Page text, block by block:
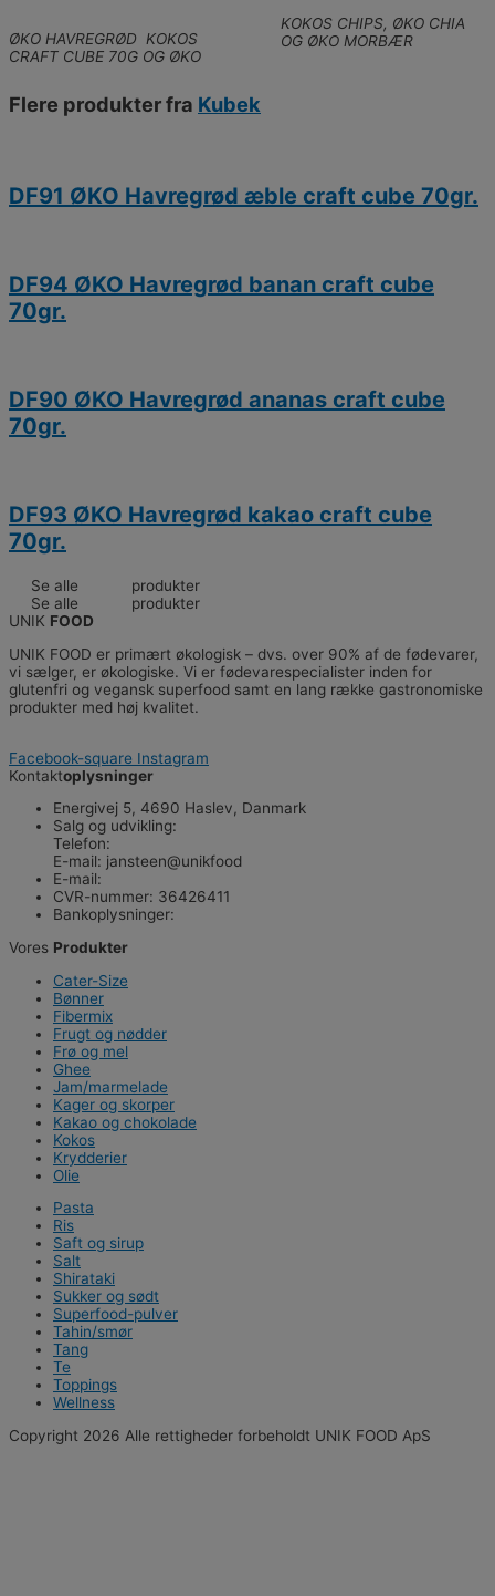
ØKO HAVREGRØD KOKOS
CRAFT CUBE 70G OG ØKO
KOKOS CHIPS, ØKO CHIA
OG ØKO MORBÆR
Flere produkter fra Kubek
DF91 ØKO Havregrød æble craft cube 70gr.
DF94 ØKO Havregrød banan craft cube
70gr.
DF90 ØKO Havregrød ananas craft cube
70gr.
DF93 ØKO Havregrød kakao craft cube
70gr.
Se alle
produkter
Se alle
produkter
UNIK FOOD
UNIK FOOD er primært økologisk – dvs. over 90% af de fødevarer,
vi sælger, er økologiske. Vi er fødevarespecialister inden for
glutenfri og vegansk superfood samt en lang række gastronomiske
produkter med høj kvalitet.
Facebook-square Instagram
Kontaktoplysninger
Energivej 5, 4690 Haslev, Danmark
Salg og udvikling:
Telefon:
E-mail: jansteen@unikfood
E-mail:
CVR-nummer: 36426411
Bankoplysninger:
Vores Produkter
Cater-Size
Bønner
Fibermix
Frugt og nødder
Frø og mel
Ghee
Jam/marmelade
Kager og skorper
Kakao og chokolade
Kokos
Krydderier
Olie
Pasta
Ris
Saft og sirup
Salt
Shirataki
Sukker og sødt
Superfood-pulver
Tahin/smør
Tang
Te
Toppings
Wellness
Copyright 2026 Alle rettigheder forbeholdt UNIK FOOD ApS